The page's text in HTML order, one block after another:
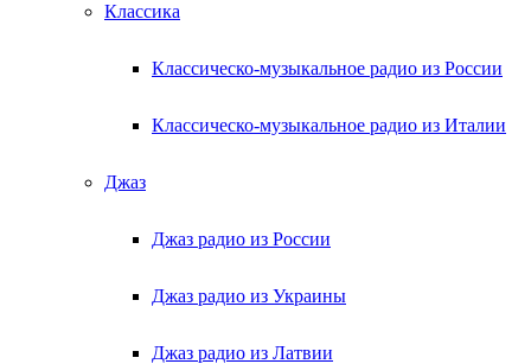
Классика
Классическо-музыкальное радио из России
Классическо-музыкальное радио из Италии
Джаз
Джаз радио из России
Джаз радио из Украины
Джаз радио из Латвии